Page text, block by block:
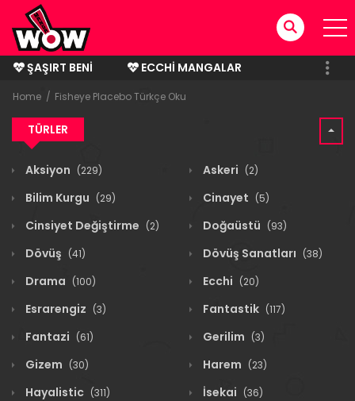
ŞAŞIRT BENI
ECCHI MANGALAR
BITMIŞ MANGALAR
Home Fisheye Placebo Türkçe Oku
TÜRLER
Aksiyon (229) Askeri (2)
Bilim Kurgu (29) Cinayet (5)
Cinsiyet Değiştirme (2) Doğaüstü (93)
Dövüş (41) Dövüş Sanatları (38)
Drama (100) Ecchi (20)
Esrarengiz (3) Fantastik (117)
Fantazi (61) Gerilim (3)
Gizem (30) Harem (23)
Hayalistic (311) İsekai (36)